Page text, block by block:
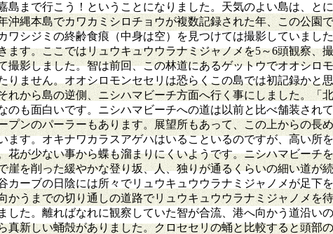
島まで行こう！ということになりました。天気のよい島は、と
沖縄本島でカワカミシロチョウが複数記録された年、この公園
ワシジミの終齢食痕（中身は空）を見つけては撮影していまし
ます。ここではリュウキュウウラナミジャノメを5～6頭観察、
撮影しました。智は前回、この林道にあるゲットウでオオシロ
りません。オオシロモンセセリは恐らくこの島では初記録かと
れから島の逆側、ニシハマビーチ方面へ行く事にしました。「
のも面白いです。ニシハマビーチへの道は以前と比べ舗装され
プンのパーラーもあります。展望所もあって、この上からの長
ます。オキナワカラスアゲハはいることいるのですが、高い所
花が少ない事から蝶も溜まりにくいようです。ニシハマビーチ
崖を削った緩やかな登り坂、人、独りが通るくらいの細い道が
カーブの日陰には所々でリュウキュウウラナミジャノメが足下
かうまでの切り通しの道路でリュウキュウウラナミジャノメを
した。離ればなれに観察していた智が合流、港へ向かう道沿い
真新しい蛹殻がありました。クロセセリの蛹と比較すると頭部